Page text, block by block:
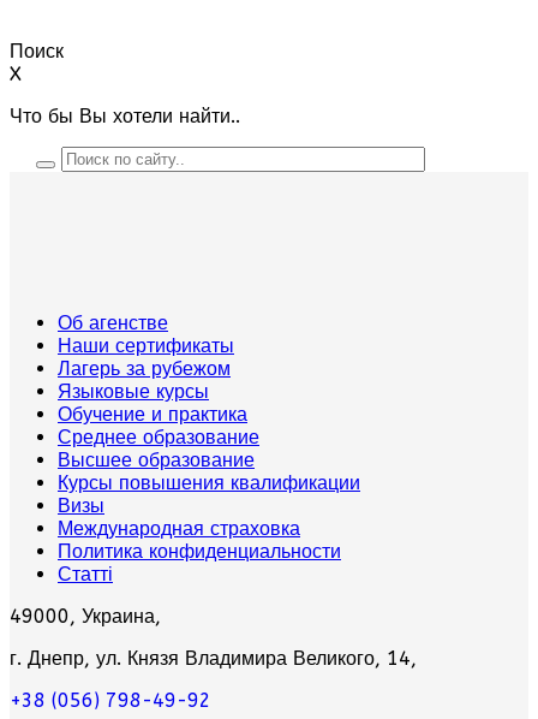
Поиск
X
Что бы Вы хотели найти..
Об агенстве
Наши сертификаты
Лагерь за рубежом
Языковые курсы
Обучение и практика
Среднее образование
Высшее образование
Курсы повышения квалификации
Визы
Международная страховка
Политика конфиденциальности
Статті
49000, Украина,
г. Днепр, ул. Князя Владимира Великого, 14,
+38 (056) 798-49-92